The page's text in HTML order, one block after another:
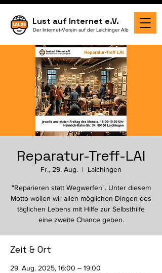
Lust auf Internet e.V.
Der Internet-Verein auf der Laichinger Alb
Reparatur-Treff-LAI
Fr., 29. Aug.
  |
Laichingen
"Reparieren statt Wegwerfen". Unter diesem
Motto wollen wir allen möglichen Dingen des
täglichen Lebens mit Hilfe zur Selbsthilfe
eine zweite Chance geben.
Zeit & Ort
29. Aug. 2025, 16:00 – 19:00